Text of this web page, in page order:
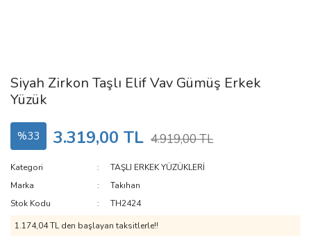
Siyah Zirkon Taşlı Elif Vav Gümüş Erkek
Yüzük
%33 3.319,00 TL 4.919,00 TL
Kategori
TAŞLI ERKEK YÜZÜKLERİ
Marka
Takıhan
Stok Kodu
TH2424
1.174,04 TL den başlayan taksitlerle!!